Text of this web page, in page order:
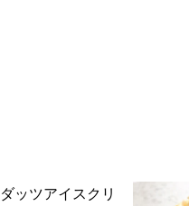
ッツアイスクリ